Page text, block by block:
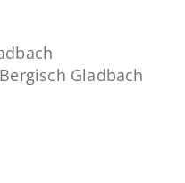
Gladbach